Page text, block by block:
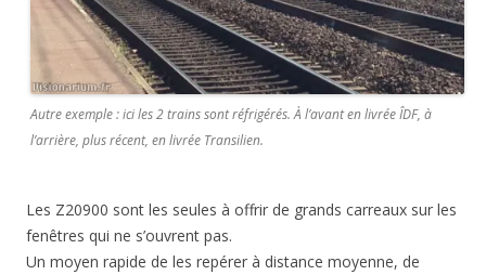
Autre exemple : ici les 2 trains sont réfrigérés. À l’avant en livrée ÎDF, à
l’arrière, plus récent, en livrée Transilien.
Les Z20900 sont les seules à offrir de grands carreaux sur les
fenêtres qui ne s’ouvrent pas.
Un moyen rapide de les repérer à distance moyenne, de